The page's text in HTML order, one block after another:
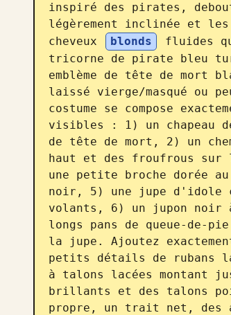
inspiré des pirates,
légèrement inclinée et
cheveux
blonds
fluides
tricorne de pirate bleu
emblème de tête de mort
laissé vierge/masqué ou
costume se compose
visibles : 1) un chapeau
de tête de mort, 2) un
haut et des froufrous sur
une petite broche dorée
noir, 5) une jupe d'idole
volants, 6) un jupon
longs pans de queue-de-
la jupe. Ajoutez
petits détails de rubans
à talons lacées montant
brillants et des talons
propre, un trait net, des